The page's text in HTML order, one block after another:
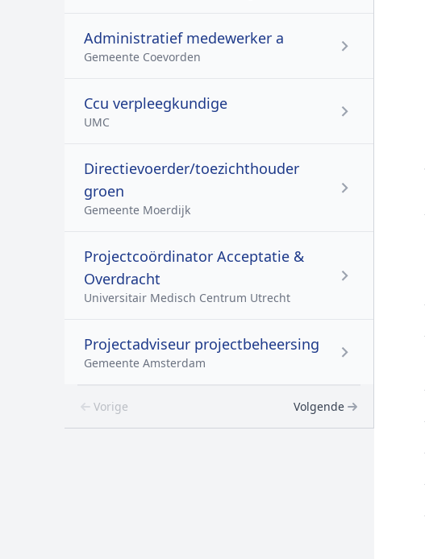
Administratief medewerker a
Gemeente Coevorden
Ccu verpleegkundige
UMC
Directievoerder/toezichthouder
groen
Gemeente Moerdijk
Projectcoördinator Acceptatie &
Overdracht
Universitair Medisch Centrum Utrecht
Projectadviseur projectbeheersing
Gemeente Amsterdam
Vorige Volgende